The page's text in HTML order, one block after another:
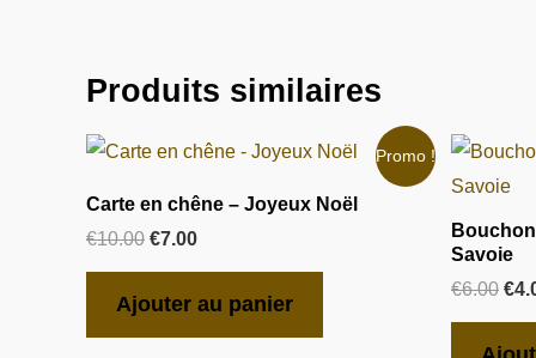
Produits similaires
Promo !
Carte en chêne – Joyeux Noël
€10.00
Le
initial
€10.00.
€7.00
Le
actuel
€7.00.
Ajouter au panier
Savoie
€6.00
Le
était
€